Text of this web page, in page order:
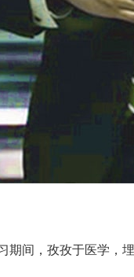
间，孜孜于医学，埋